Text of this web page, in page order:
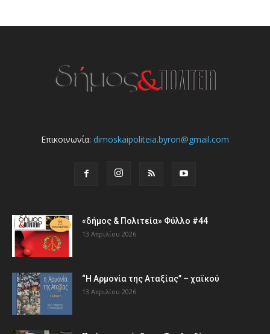
Επικοινωνία: dimoskaipoliteia.byron@gmail.com
«δήμος & Πολιτεία» Φύλλο #44
13 Απριλίου 2026
“Η Αρμονία της Αταξίας” – χαϊκού
13 Απριλίου 2026